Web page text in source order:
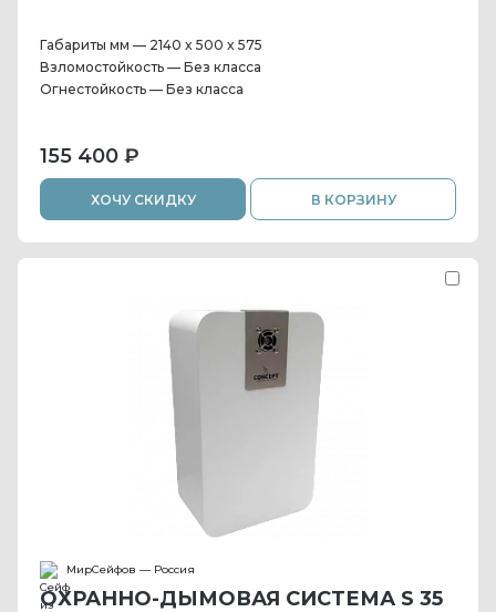
Габариты мм — 2140 x 500 x 575
Взломостойкость — Без класса
Огнестойкость — Без класса
155 400 ₽
ХОЧУ СКИДКУ В КОРЗИНУ
МирСейфов — Россия
ОХРАННО-ДЫМОВАЯ СИСТЕМА S 35